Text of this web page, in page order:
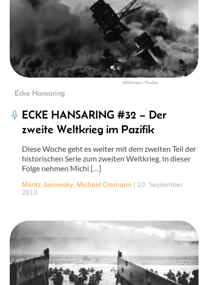
WikiImages | Pixabay
Ecke Hansaring
ECKE HANSARING #32 – Der
zweite Weltkrieg im Pazifik
Diese Woche geht es weiter mit dem zweiten Teil der
historischen Serie zum zweiten Weltkrieg. In dieser
Folge nehmen Michi […]
Moritz Janowsky Michael Cremann | 10. September
2018